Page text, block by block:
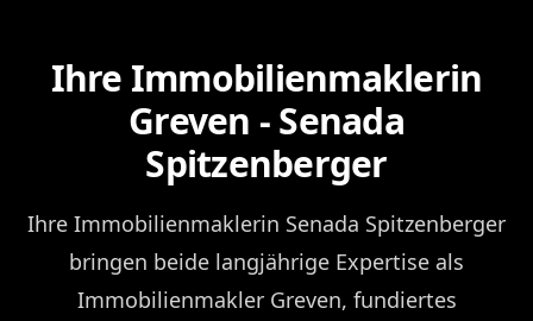
Ihre Immobilienmaklerin
Greven - Senada
Spitzenberger
Ihre Immobilienmaklerin Senada Spitzenberger
bringen beide langjährige Expertise als
Immobilienmakler Greven, fundiertes